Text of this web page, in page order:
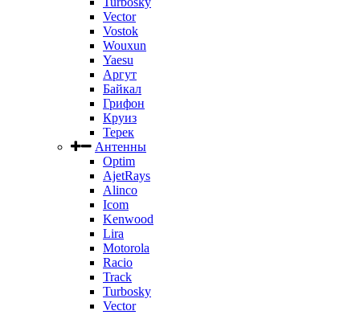
Vector
Vostok
Wouxun
Yaesu
Аргут
Байкал
Грифон
Круиз
Терек
Антенны
Optim
AjetRays
Alinco
Icom
Kenwood
Lira
Motorola
Racio
Track
Turbosky
Vector